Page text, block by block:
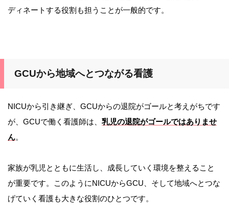
ディネートする役割も担うことが一般的です。
GCUから地域へとつながる看護
NICUから引き継ぎ、GCUからの退院がゴールと考えがちです
が、GCUで働く看護師は、 乳児の退院がゴールではありませ
ん。
家族が乳児とともに生活し、成長していく環境を整えること
が重要です。このようにNICUからGCU、そして地域へとつな
げていく看護も大きな役割のひとつです。